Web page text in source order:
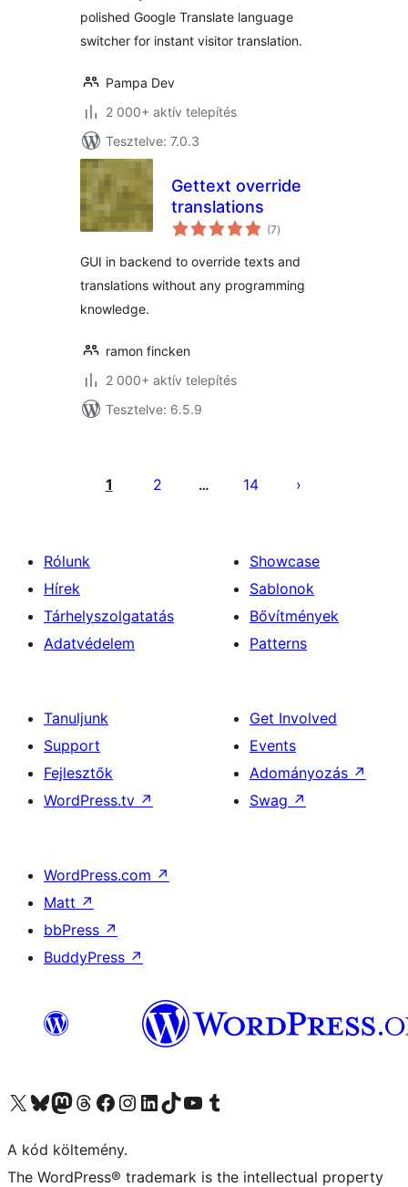
polished Google Translate language
switcher for instant visitor translation.
Pampa Dev
2 000+ aktív telepítés
Tesztelve: 7.0.3
Gettext override
translations
(7értékelés
összesen
)
GUI in backend to override texts and
translations without any programming
knowledge.
ramon fincken
2 000+ aktív telepítés
Tesztelve: 6.5.9
lapozása
1 2 … 14
Rólunk
Hírek
Tárhelyszolgatatás
Adatvédelem
Showcase
Sablonok
Bővítmények
Patterns
Tanuljunk
Support
Fejlesztők
WordPress.tv ↗
Get Involved
Events
Adományozás ↗
Swag ↗
WordPress.com ↗
Matt ↗
bbPress ↗
BuddyPress ↗
Visit our X (formerly Twitter) account
Visit our Bluesky account
Twitter csatornánk
Visit our Threads account
Facebook oldalunk megtekintése
Visit our Instagram account
Visit our LinkedIn account
Visit our TikTok account
Visit our YouTube channel
Visit our Tumblr account
A kód költemény.
The WordPress® trademark is the intellectual property